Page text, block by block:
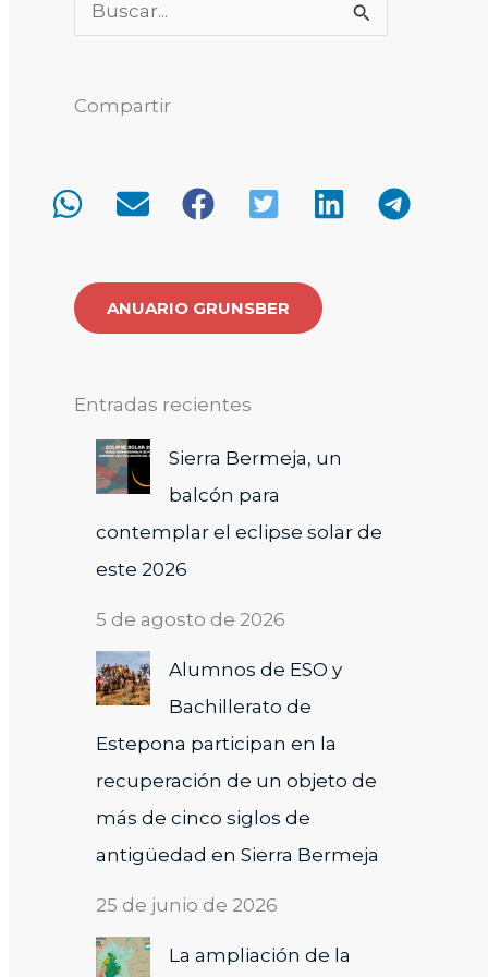
u
c
r
r
Compartir
ANUARIO GRUNSBER
Entradas recientes
Sierra Bermeja, un
balcón para
contemplar el eclipse solar de
este 2026
5 de agosto de 2026
Alumnos de ESO y
Bachillerato de
Estepona participan en la
recuperación de un objeto de
más de cinco siglos de
antigüedad en Sierra Bermeja
25 de junio de 2026
La ampliación de la